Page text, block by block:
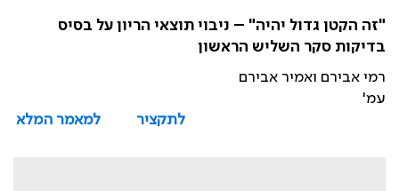
"זה הקטן גדול יהיה" – ניבוי תוצאי הריון על בסיס
בדיקות סקר השליש הראשון
רמי אבירם ואמיר אבירם
עמ'
לתקציר
למאמר המלא